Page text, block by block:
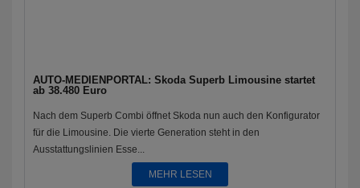
AUTO-MEDIENPORTAL: Skoda Superb Limousine startet
ab 38.480 Euro
Nach dem Superb Combi öffnet Skoda nun auch den Konfigurator
für die Limousine. Die vierte Generation steht in den
Ausstattungslinien Esse...
MEHR LESEN